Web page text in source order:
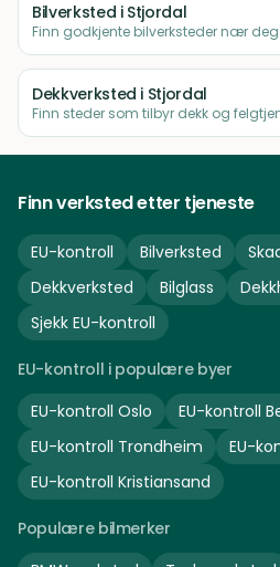
Bilverksted i Stjordal
Finn godkjente bilverksteder nær deg
Dekkverksted i Stjordal
Finn steder som tilbyr dekk og
Finn verksted etter tjeneste
EU-kontroll Bilverksted
Dekkverksted
Bilglass
Sjekk EU-kontroll
EU-kontroll i populære byer
EU-kontroll Oslo EU-kontroll
EU-kontroll Trondheim EU-
EU-kontroll Kristiansand
Populære bilmerker